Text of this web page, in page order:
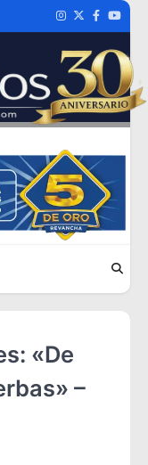
Instagram
TwitterFacebook
«De
–